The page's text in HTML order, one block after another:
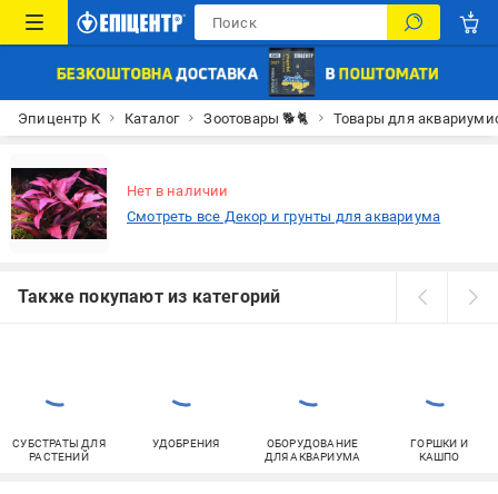
Эпицентр К Каталог Зоотовары 🐕🐈 Товары для
Нет в наличии
Смотреть все Декор и грунты для аквариума
Также покупают из категорий
СУБСТРАТЫ ДЛЯ
РАСТЕНИЙ
УДОБРЕНИЯ
ОБОРУДОВАНИЕ
ДЛЯ АКВАРИУМА
ГОРШКИ И
КАШПО